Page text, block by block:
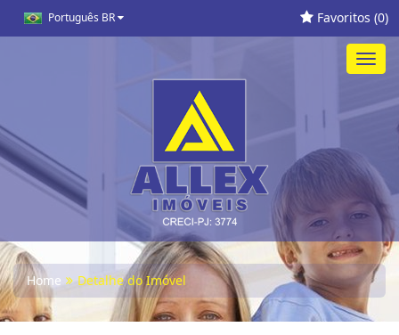
Português BR Favoritos (0)
Home Detalhe do Imóvel